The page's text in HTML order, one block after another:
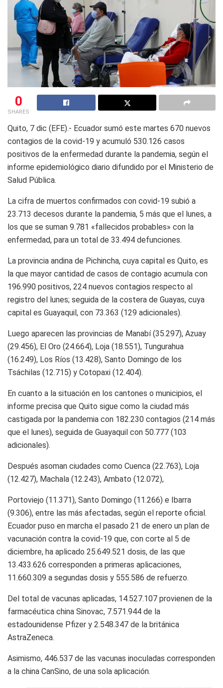
0
SHARES
Quito, 7 dic (EFE).- Ecuador sumó este martes 670 nuevos
contagios de la covid-19 y acumuló 530.126 casos
positivos de la enfermedad durante la pandemia, según el
informe epidemiológico diario difundido por el Ministerio de
Salud Pública.
La cifra de muertos confirmados con covid-19 subió a
23.713 decesos durante la pandemia, 5 más que el lunes, a
los que se suman 9.781 «fallecidos probables» con la
enfermedad, para un total de 33.494 defunciones.
La provincia andina de Pichincha, cuya capital es Quito, es
la que mayor cantidad de casos de contagio acumula con
196.990 positivos, 224 nuevos contagios respecto al
registro del lunes; seguida de la costera de Guayas, cuya
capital es Guayaquil, con 73.363 (129 adicionales).
Luego aparecen las provincias de Manabí (35.297), Azuay
(29.456), El Oro (24.664), Loja (18.551), Tungurahua
(16.249), Los Ríos (13.428), Santo Domingo de los
Tsáchilas (12.715) y Cotopaxi (12.404).
En cuanto a la situación en los cantones o municipios, el
informe precisa que Quito sigue como la ciudad más
castigada por la pandemia con 182.230 contagios (214 más
que el lunes), seguida de Guayaquil con 50.777 (103
adicionales).
Después asoman ciudades como Cuenca (22.763), Loja
(12.427), Machala (12.243), Ambato (12.072),
Portoviejo (11.371), Santo Domingo (11.266) e Ibarra
(9.306), entre las más afectadas, según el reporte oficial.
Ecuador puso en marcha el pasado 21 de enero un plan de
vacunación contra la covid-19 que, con corte al 5 de
diciembre, ha aplicado 25.649.521 dosis, de las que
13.433.626 corresponden a primeras aplicaciones,
11.660.309 a segundas dosis y 555.586 de refuerzo.
Del total de vacunas aplicadas, 14.527.107 provienen de la
farmacéutica china Sinovac, 7.571.944 de la
estadounidense Pfizer y 2.548.347 de la británica
AstraZeneca.
Asimismo, 446.537 de las vacunas inoculadas corresponden
a la china CanSino, de una sola aplicación.